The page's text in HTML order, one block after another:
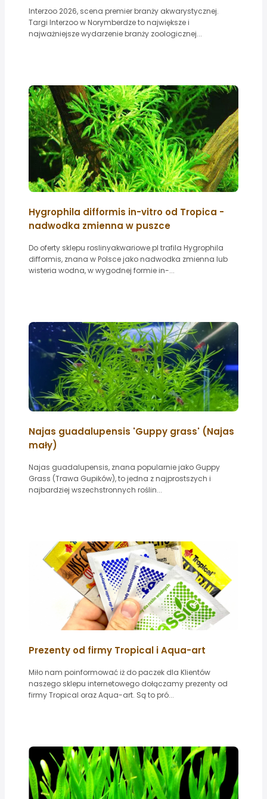
Interzoo 2026, scena premier branży akwarystycznej.
Targi Interzoo w Norymberdze to największe i
najważniejsze wydarzenie branży zoologicznej...
Hygrophila difformis in-vitro od Tropica -
nadwodka zmienna w puszce
Do oferty sklepu roslinyakwariowe.pl trafila Hygrophila
difformis, znana w Polsce jako nadwodka zmienna lub
wisteria wodna, w wygodnej formie in-...
Najas guadalupensis 'Guppy grass' (Najas
mały)
Najas guadalupensis, znana popularnie jako Guppy
Grass (Trawa Gupików), to jedna z najprostszych i
najbardziej wszechstronnych roślin...
Prezenty od firmy Tropical i Aqua-art
Miło nam poinformować iż do paczek dla Klientów
naszego sklepu internetowego dołączamy prezenty od
firmy Tropical oraz Aqua-art. Są to pró...